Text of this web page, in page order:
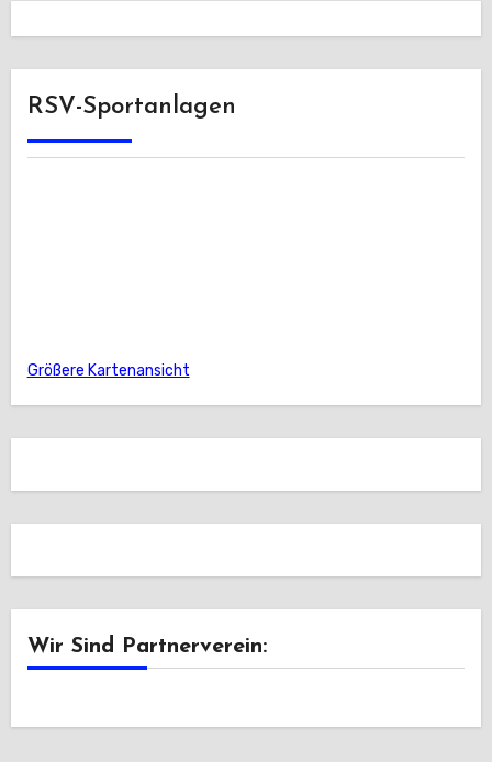
RSV-Sportanlagen
Größere Kartenansicht
Wir Sind Partnerverein: